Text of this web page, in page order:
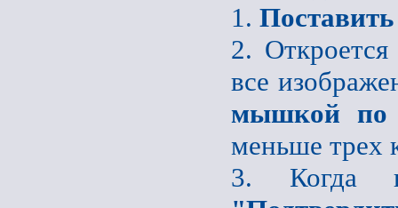
1.
2.
все
мышкой по
меньше трех
3. Когда